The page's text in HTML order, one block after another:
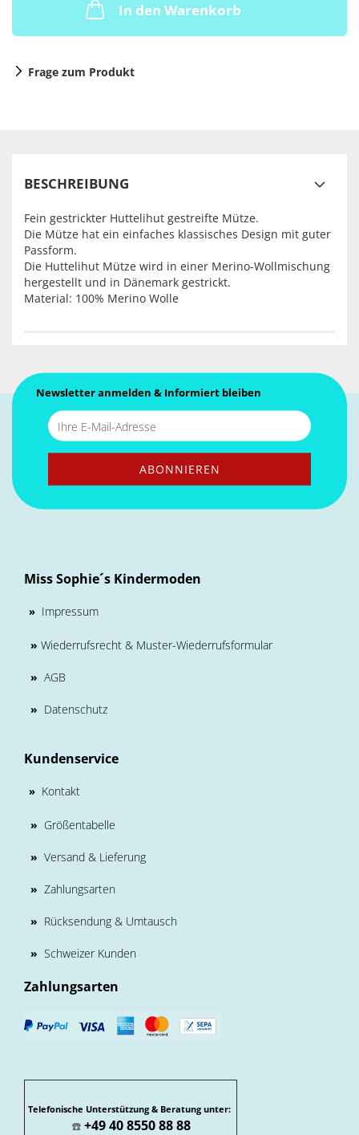
In den Warenkorb
Frage zum Produkt
BESCHREIBUNG
Fein gestrickter Huttelihut gestreifte Mütze.
Die Mütze hat ein einfaches klassisches Design mit guter
Passform.
Die Huttelihut Mütze wird in einer Merino-Wollmischung
hergestellt und in Dänemark gestrickt.
Material: 100% Merino Wolle
Newsletter anmelden & Informiert bleiben
Miss Sophie´s Kindermoden
» Impressum
» Wiederrufsrecht & Muster-Wiederrufsformular
» AGB
» Datenschutz
Kundenservice
» Kontakt
» Größentabelle
» Versand & Lieferung
» Zahlungsarten
» Rücksendung & Umtausch
» Schweizer Kunden
Zahlungsarten
Telefonische Unterstützung & Beratung unter:
☎️ +49 40 8550 88 88